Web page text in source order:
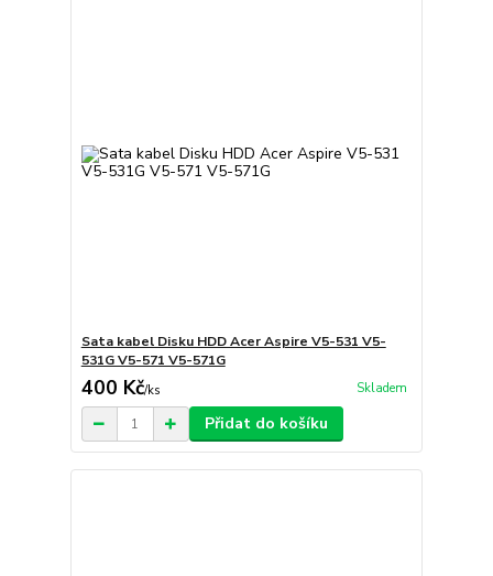
Sata kabel Disku HDD Acer Aspire V5-531 V5-
531G V5-571 V5-571G
400 Kč/ks Skladem
Přidat do košíku